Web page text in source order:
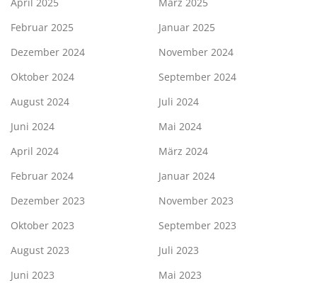
Februar 2025
Januar 2025
Dezember 2024
November 2024
Oktober 2024
September 2024
August 2024
Juli 2024
Juni 2024
Mai 2024
April 2024
März 2024
Februar 2024
Januar 2024
Dezember 2023
November 2023
Oktober 2023
September 2023
August 2023
Juli 2023
Juni 2023
Mai 2023